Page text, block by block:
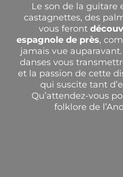
Le son de la guitare
castagnettes, des
vous feront
espagnole de près,
jamais vue
danses vous
et la passion de cette
qui suscite tant
Qu’attendez-vous
folklore de